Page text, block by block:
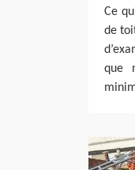
Ce
de
que